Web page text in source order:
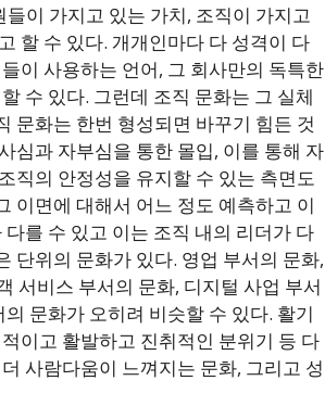
이 가지고 있는 가치, 조직이 가지고
할 수 있다. 개개인마다 다 성격이 다
이 사용하는 언어, 그 회사만의 독특한
수 있다. 그런데 조직 문화는 그 실체
문화는 한번 형성되면 바꾸기 힘든 것
심과 자부심을 통한 몰입, 이를 통해 자
직의 안정성을 유지할 수 있는 측면도
이면에 대해서 어느 정도 예측하고 이
를 수 있고 이는 조직 내의 리더가 다
단위의 문화가 있다. 영업 부서의 문화,
서비스 부서의 문화, 디지털 사업 부서
문화가 오히려 비슷할 수 있다. 활기
이고 활발하고 진취적인 분위기 등 다
사람다움이 느껴지는 문화, 그리고 성